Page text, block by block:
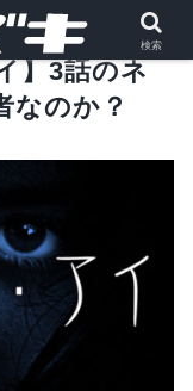
】3話のネ
なのか？
検索